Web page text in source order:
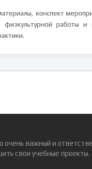
конспект
физкультурной работы
важный и
свои учебные проекты.